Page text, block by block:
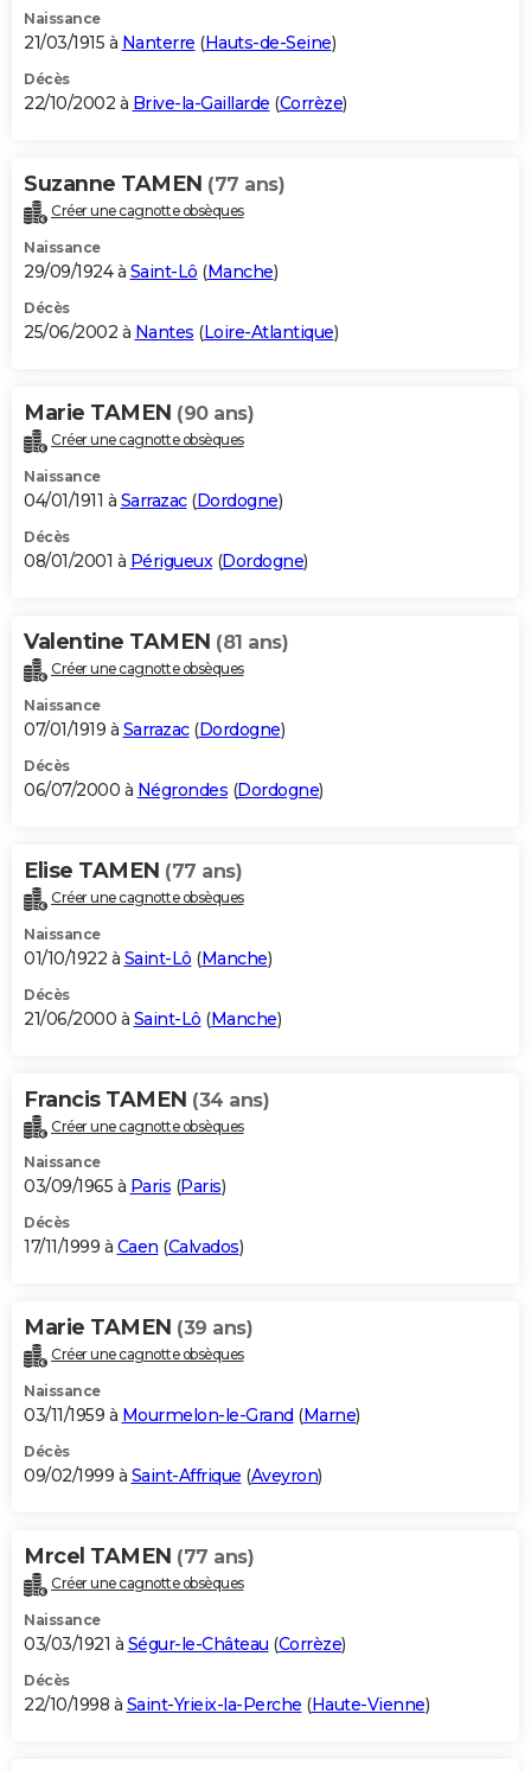
Naissance
21/03/1915 à Nanterre (Hauts-de-Seine)
Décès
22/10/2002 à Brive-la-Gaillarde (Corrèze)
Suzanne TAMEN (77 ans)
Créer une cagnotte obsèques
Naissance
29/09/1924 à Saint-Lô (Manche)
Décès
25/06/2002 à Nantes (Loire-Atlantique)
Marie TAMEN (90 ans)
Créer une cagnotte obsèques
Naissance
04/01/1911 à Sarrazac(Dordogne)
Décès
08/01/2001 à Périgueux(Dordogne)
Valentine TAMEN (81 ans)
Créer une cagnotte obsèques
Naissance
07/01/1919 à Sarrazac(Dordogne)
Décès
06/07/2000 à Négrondes (Dordogne)
Elise TAMEN (77 ans)
Créer une cagnotte obsèques
Naissance
01/10/1922 à Saint-Lô (Manche)
Décès
21/06/2000 à Saint-Lô (Manche)
Francis TAMEN (34 ans)
Créer une cagnotte obsèques
Naissance
03/09/1965 à Paris (Paris)
Décès
17/11/1999 à Caen (Calvados)
Marie TAMEN (39 ans)
Créer une cagnotte obsèques
Naissance
03/11/1959 à Mourmelon-le-Grand (Marne)
Décès
09/02/1999 à Saint-Affrique (Aveyron)
Mrcel TAMEN (77 ans)
Créer une cagnotte obsèques
Naissance
03/03/1921 à Ségur-le-Château (Corrèze)
Décès
22/10/1998 à Saint-Yrieix-la-Perche (Haute-Vienne)